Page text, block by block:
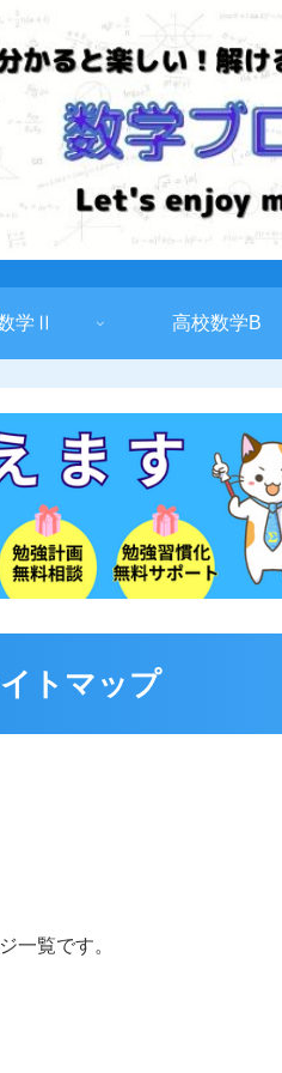
学Ⅱ 高校数学B
トマップ
一覧です。